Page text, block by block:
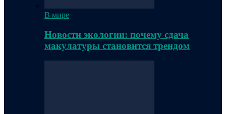
В мире
Новости экологии: почему сдача
макулатуры становится трендом